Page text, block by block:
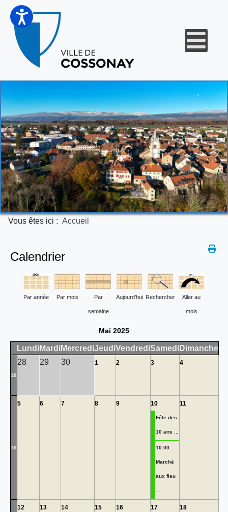
Vous êtes ici : Accueil
Calendrier
Par année Par mois Par
semaine
Aujourd'hui Rechercher Aller au
mois
Mai 2025
LundiMardiMercrediJeudiVendrediSamediDimanche
18
28 29 30 1 2 3 4
19
5 6 7 8 9 10
Fête des
10 ans ...
10:00
Marché
aux fleu
...
11
12 13 14 15 16 17 18